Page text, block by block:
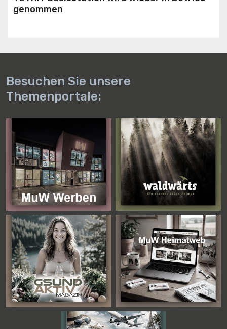
genommen
Besuchen Sie unsere
Themenportale: